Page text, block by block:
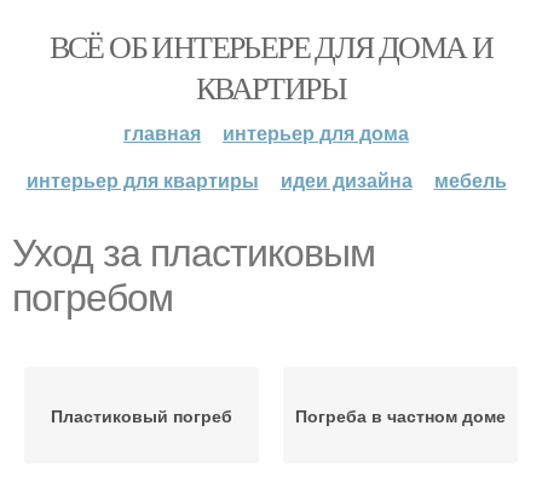
ВСЁ ОБ ИНТЕРЬЕРЕ ДЛЯ ДОМА И
КВАРТИРЫ
главная
интерьер для дома
интерьер для квартиры
идеи дизайна мебель
Уход за пластиковым
погребом
Пластиковый погреб Погреба в частном доме